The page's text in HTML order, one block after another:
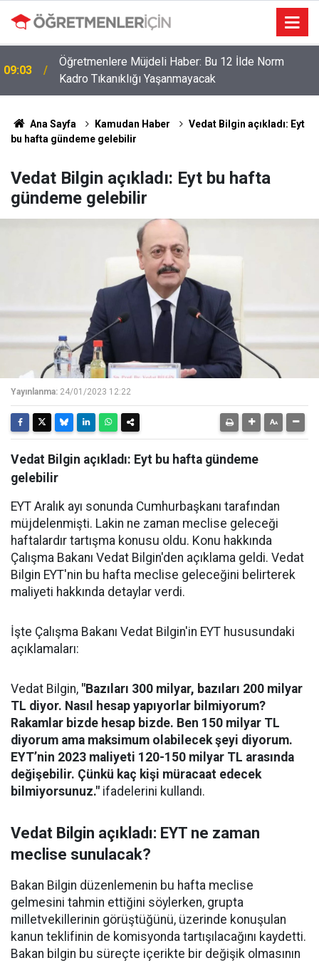
09:03
Öğretmenlere Müjdeli Haber: Bu 12 İlde Norm
Kadro Tıkanıklığı Yaşanmayacak
Ana Sayfa Kamudan Haber
Vedat Bilgin açıkladı: Eyt
bu hafta gündeme gelebilir
Vedat Bilgin açıkladı: Eyt bu hafta
gündeme gelebilir
Yayınlanma: 24/01/2023 12:22
Vedat Bilgin açıkladı: Eyt bu hafta gündeme
gelebilir
EYT Aralık ayı sonunda Cumhurbaşkanı tarafından
müjdelenmişti. Lakin ne zaman meclise geleceği
haftalardır tartışma konusu oldu. Konu hakkında
Çalışma Bakanı Vedat Bilgin'den açıklama geldi. Vedat
Bilgin EYT'nin bu hafta meclise geleceğini belirterek
maliyeti hakkında detaylar verdi.
İşte Çalışma Bakanı Vedat Bilgin'in EYT hususundaki
açıklamaları:
Vedat Bilgin, "Bazıları 300 milyar, bazıları 200 milyar
TL diyor. Nasıl hesap yapıyorlar bilmiyorum?
Rakamlar bizde hesap bizde. Ben 150 milyar TL
diyorum ama maksimum olabilecek şeyi diyorum.
EYT’nin 2023 maliyeti 120-150 milyar TL arasında
değişebilir. Çünkü kaç kişi müracaat edecek
bilmiyorsunuz." ifadelerini kullandı.
Vedat Bilgin açıkladı: EYT ne zaman
meclise sunulacak?
Bakan Bilgin düzenlemenin bu hafta meclise
gelmesini tahmin ettiğini söylerken, grupta
milletvekillerinin görüştüğünü, üzerinde konuşulan
kanun teklifinin de komisyonda tartışılacağını kaydetti.
Bakan bilgin bu süreçte içerikte bir değişik olmasının